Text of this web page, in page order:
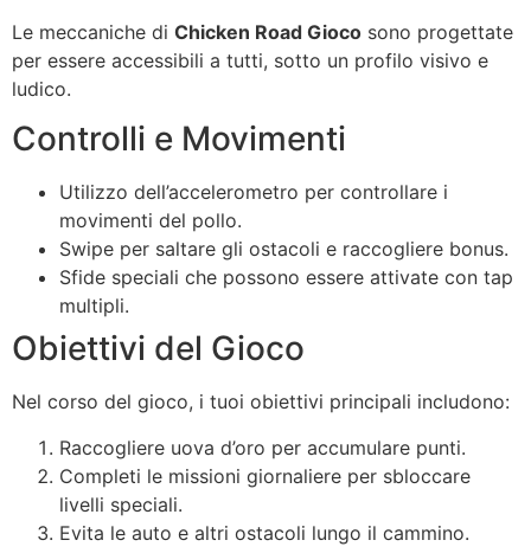
Le meccaniche di Chicken Road Gioco sono progettate
per essere accessibili а tutti, sotto un profilo visivo e
ludico.
Controlli e Movimenti
Utilizzo dell’accelerometro per controllare i
movimenti del pollo.
Swipe per saltare gli ostacoli e raccogliere bonus.
Sfide speciali che possono essere attivate con tap
multipli.
Obiettivi del Gioco
Nel corso del gioco, i tuoi obiettivi principali includono:
Raccogliere uova d’oro per accumulare punti.
Completi le missioni giornaliere per sbloccare
livelli speciali.
Evita le auto e altri ostacoli lungo il cammino.